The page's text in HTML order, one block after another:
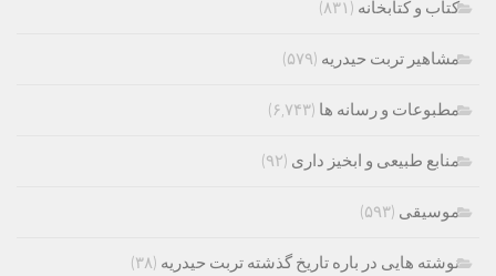
کتاب و کتابخانه (۸۳۱)
مشاهیر تربت حیدریه (۵۷۹)
مطبوعات و رسانه ها (۶,۷۴۳)
منابع طبیعی و ابخیز داری (۹۲)
موسیقی (۵۹۳)
نوشته هایی در باره تاریخ گذشته تربت حیدریه (۳۸)